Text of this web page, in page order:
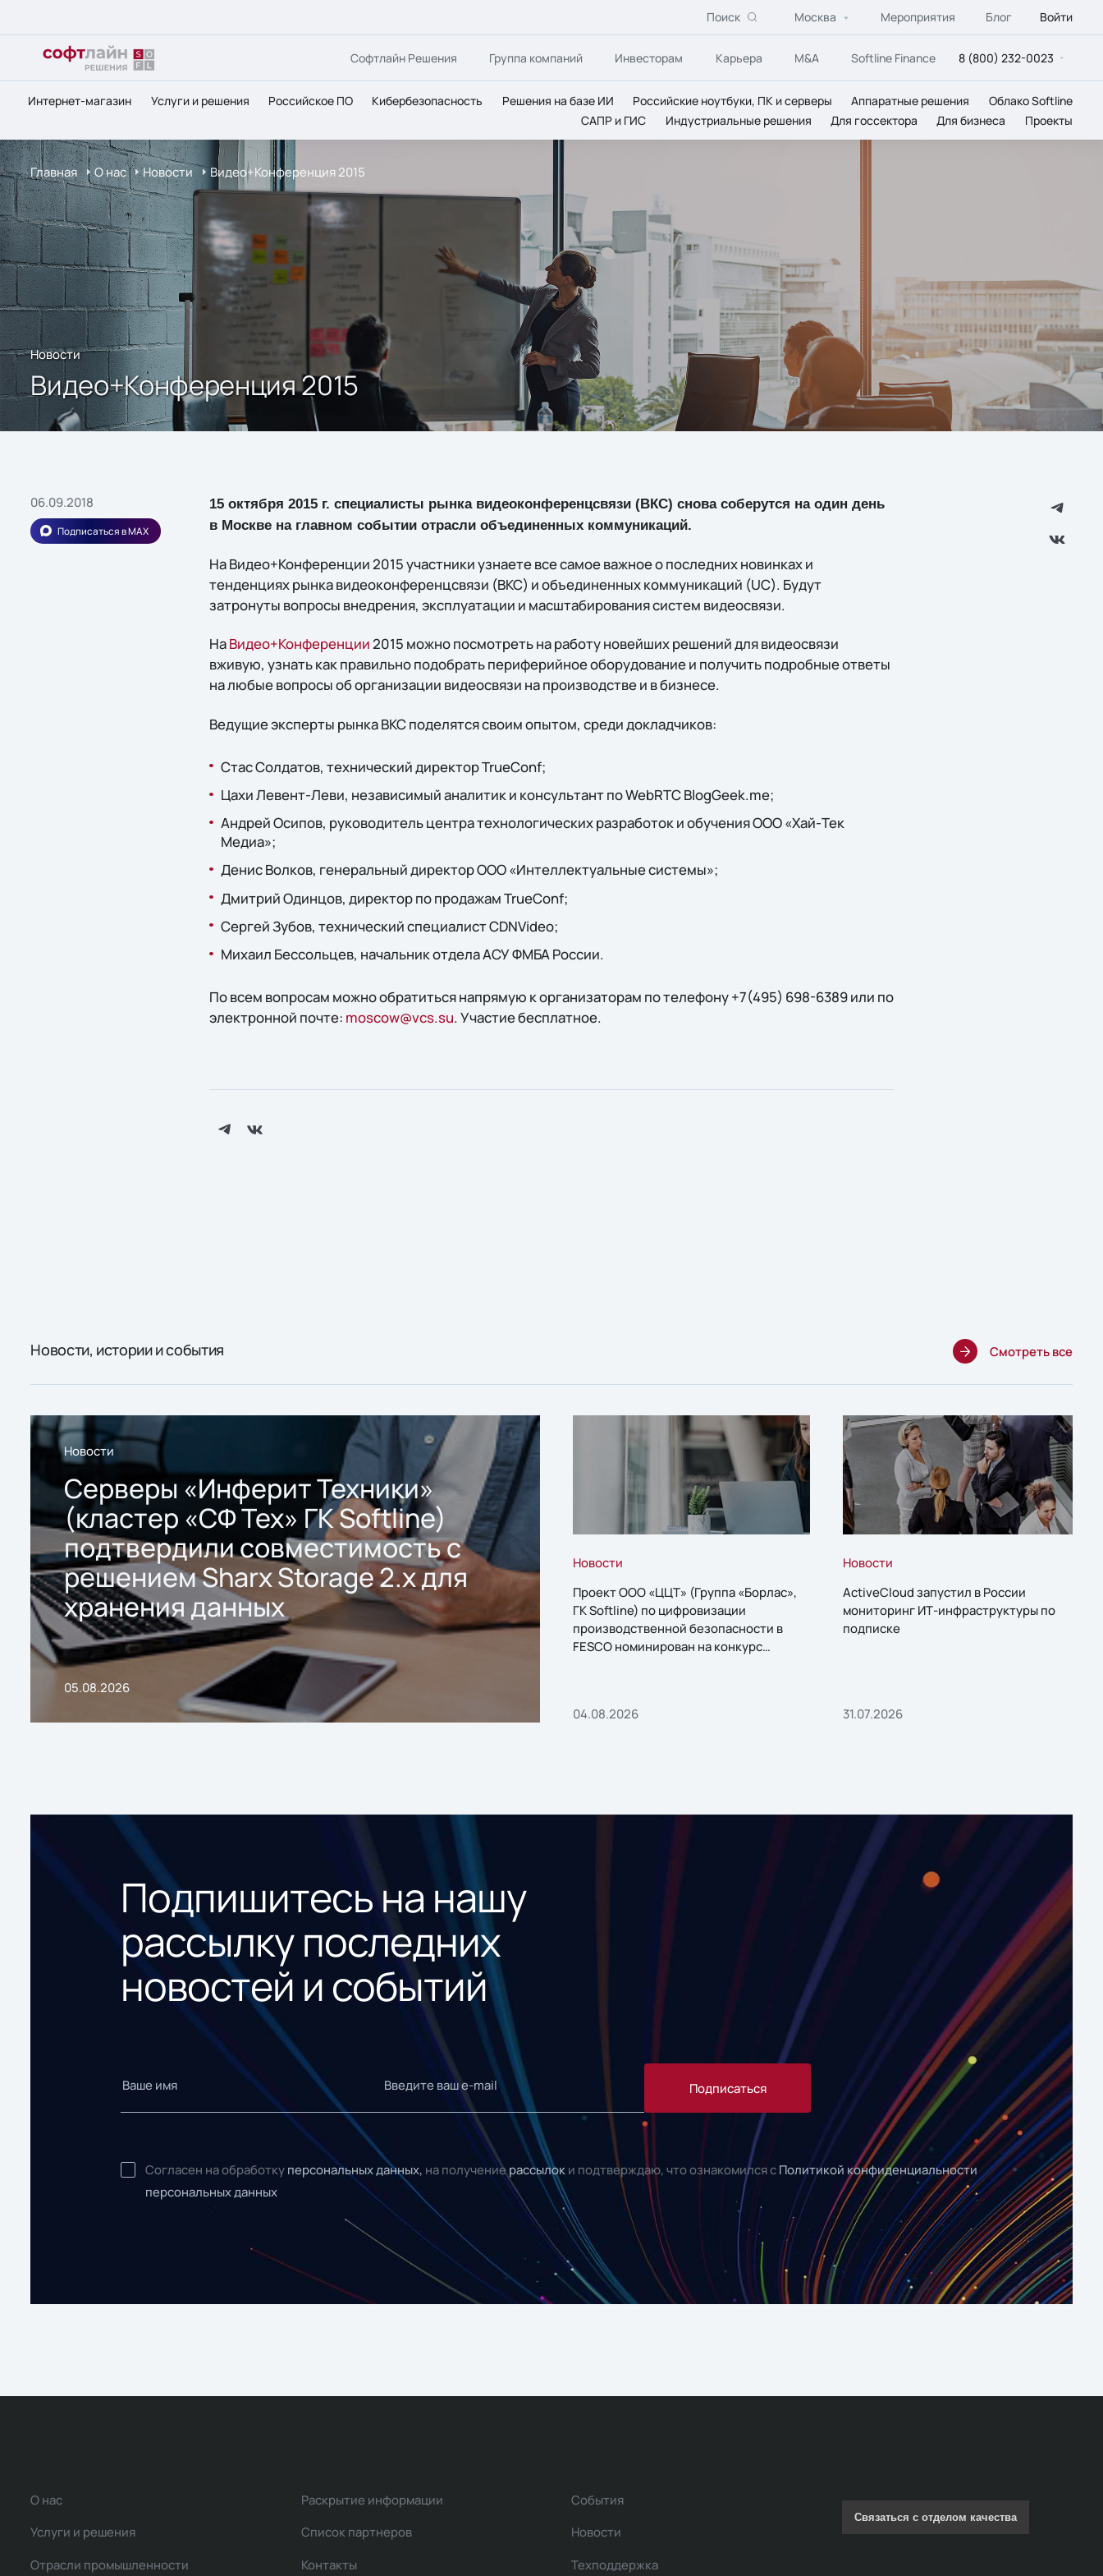
Поиск Москва Мероприятия Блог Войти
Софтлайн Решения Группа компаний Инвесторам Карьера M&A Softline Finance 8 (800) 232-0023
Интернет-магазин Услуги и решения Российское ПО Кибербезопасность Решения на базе ИИ Российские ноутбуки, ПК и серверы Аппаратные решения
Облако Softline
САПР и ГИС
Индустриальные решения Для госсектора Для бизнеса Проекты
Главная О нас Новости Видео+Конференция 2015
Новости
Видео+Конференция 2015
06.09.2018
Подписаться в MAX
15 октября 2015 г. специалисты рынка видеоконференцсвязи (ВКС) снова соберутся на один день
в Москве на главном событии отрасли объединенных коммуникаций.
На Видео+Конференции 2015 участники узнаете все самое важное о последних новинках и
тенденциях рынка видеоконференцсвязи (ВКС) и объединенных коммуникаций (UC). Будут
затронуты вопросы внедрения, эксплуатации и масштабирования систем видеосвязи.
НаВидео+Конференции2015 можно посмотреть на работу новейших решений для видеосвязи
вживую, узнать как правильно подобрать периферийное оборудование и получить подробные ответы
на любые вопросы об организации видеосвязи на производстве и в бизнесе.
Ведущие эксперты рынка ВКС поделятся своим опытом, среди докладчиков:
Стас Солдатов, технический директор TrueConf;
Цахи Левент-Леви, независимый аналитик и консультант по WebRTC BlogGeek.me;
Андрей Осипов, руководитель центра технологических разработок и обучения ООО «Хай-Тек
Медиа»;
Денис Волков, генеральный директор ООО «Интеллектуальные системы»;
Дмитрий Одинцов, директор по продажам TrueConf;
Сергей Зубов, технический специалист CDNVideo;
Михаил Бессольцев, начальник отдела АСУ ФМБА России.
По всем вопросам можно обратиться напрямую к организаторам по телефону +7(495) 698-6389 или по
электронной почте: moscow@vcs.su. Участие бесплатное.
Новости, истории и события Смотреть все
Новости
Серверы «Инферит Техники»
(кластер «СФ Тех» ГК Softline)
подтвердили совместимость с
решением Sharx Storage 2.x для
хранения данных
05.08.2026
Новости
Проект ООО «ЦЦТ» (Группа «Борлас»,
ГК Softline) по цифровизации
производственной безопасности в
FESCO номинирован на конкурс
04.08.2026
Новости
ActiveCloud запустил в России
мониторинг ИТ-инфраструктуры по
подписке
31.07.2026
Подпишитесь на нашу
рассылку последних
новостей и событий
Подписаться
Согласен на обработку персональных данных, на получениерассылок и подтверждаю, что ознакомился с Политикой конфиденциальности
персональных данных
О нас
Услуги и решения
Отрасли промышленности
Раскрытие информации
Список партнеров
Контакты
События
Новости
Техподдержка
Связаться с отделом качества